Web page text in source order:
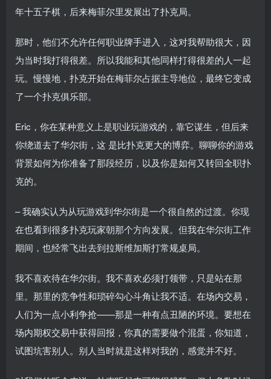
年十五子棋，后来梅菲尔里发展出了扑克局。
那时，他们不允许任何职业牌手进入，这对我帮助很大，因
为当时我打得很差。所以我能和其他同样打得很差的人一起
玩。慢慢地，扑克开始在梅菲尔占据主导地位，最终它变成
了一个扑克俱乐部。
Eric，你在某种意义上是职业玩游戏的，靠它谋生，但后来
你绕道去了华尔街，这 是比扑克更大的博弈。聊聊你的游戏
背景如何为你准备了那段经历，以及你是如何又转回全职扑
克的。
– 我确实认为从玩游戏到华尔街是一个很自然的过渡。你现
在也看到很多扑克玩家朝那个方向发展。但我在华尔街工作
期间，也经常飞出去到拉斯维加斯打常规桌局。
我不喜欢待在华尔街。我不喜欢必须打领带，只是站在那
里。那里的竞争性和琐碎勾心斗角让我不适。在场内交易，
人们为一点小利争抢——那是一种有点丑陋的环境。要想在
场内期权交易中获得回报，你真的需要做个混蛋，你知道，
试图坑害别人。别人当时就是这样对我的，感觉并不好。